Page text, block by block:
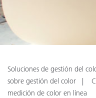
Soluciones de gestión del
sobre gestión del color
medición de color en línea